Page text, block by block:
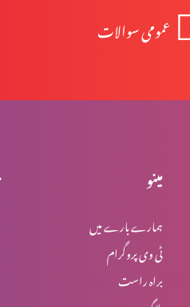
عمومی سوالات
مینو
ہمارے بارے میں
ٹی وی پروگرام
براہ راست